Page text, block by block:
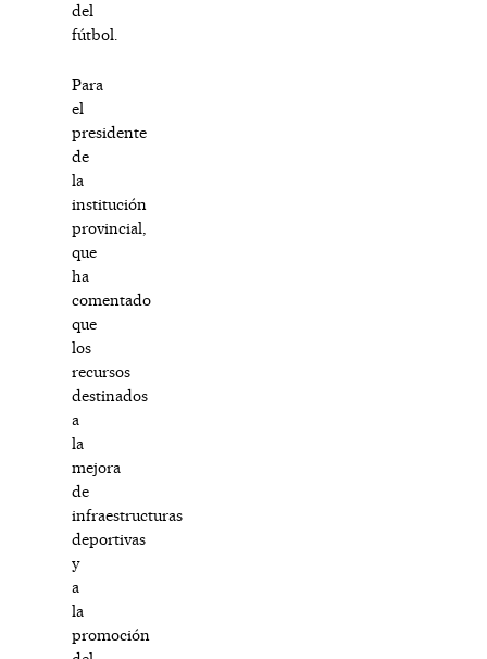
del
fútbol.
Para
el
presidente
de
la
institución
provincial,
que
ha
comentado
que
los
recursos
destinados
a
la
mejora
de
infraestructuras
deportivas
y
a
la
promoción